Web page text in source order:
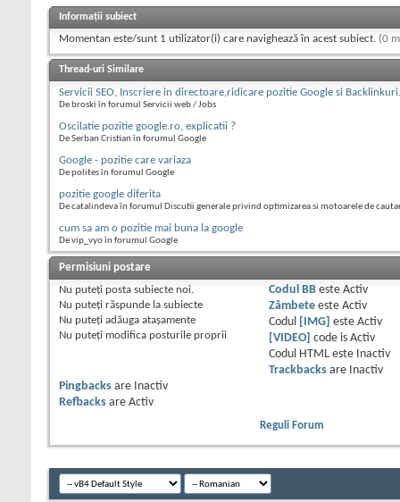
Informații subiect
Momentan este/sunt 1 utilizator(i) care navighează în acest subiect. (0
Thread-uri Similare
Servicii SEO, Inscriere in directoare,ridicare pozitie Google si Backlinkuri.
De broski în forumul Servicii web / Jobs
Oscilatie pozitie google.ro, explicatii ?
De Serban Cristian în forumul Google
Google - pozitie care variaza
De polites în forumul Google
pozitie google diferita
De catalindeva în forumul Discutii generale privind optimizarea si motoarele de
cum sa am o pozitie mai buna la google
De vip_vyo în forumul Google
Permisiuni postare
Nu puteţi posta subiecte noi.
Nu puteţi răspunde la subiecte
Nu puteţi adăuga ataşamente
Nu puteţi modifica posturile proprii
Codul BBeste Activ
Zâmbeteeste Activ
Codul
[IMG] este Activ
[VIDEO] code is Activ
Codul HTML este
Inactiv
Trackbacksare
Inactiv
Pingbacks are
Inactiv
Refbacks are Activ
Reguli Forum